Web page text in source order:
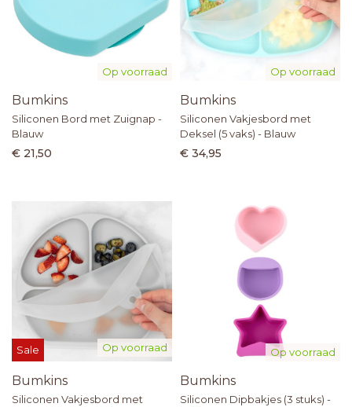
Op voorraad
Bumkins
Siliconen Bord met Zuignap -
Blauw
€ 21,50
Op voorraad
Bumkins
Siliconen Vakjesbord met
Deksel (5 vaks) - Blauw
€ 34,95
Op voorraad
Sale
Bumkins
Siliconen Vakjesbord met
Op voorraad
Bumkins
Siliconen Dipbakjes (3 stuks) -